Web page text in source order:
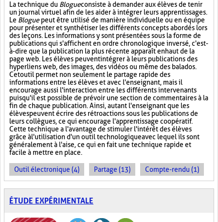
La technique du Blogueconsiste à demander aux élèves de tenir
un journal virtuel afin de les aider à intégrer leurs apprentissages.
Le Bloguepeut être utilisé de manière individuelle ou en équipe
pour présenter et synthétiser les différents concepts abordés lors
des leçons. Les informations y sont présentées sous la forme de
publications qui s'affichent en ordre chronologique inversé, c'est-
à-dire que la publication la plus récente apparaît en haut de la
page web. Les élèves peuvent intégrer à leurs publications des
hyperliens web, des images, des vidéos ou même des balados.
Cet outil permet non seulement le partage rapide des
informations entre les élèves et avec l'enseignant, mais il
encourage aussi l'interaction entre les différents intervenants
puisqu'il est possible de prévoir une section de commentaires à la
fin de chaque publication. Ainsi, autant l'enseignant que les
élèves peuvent écrire des rétroactions sous les publications de
leurs collègues, ce qui encourage l'apprentissage coopératif.
Cette technique a l'avantage de stimuler l'intérêt des élèves
grâce à l'utilisation d'un outil technologique avec lequel ils sont
généralement à l'aise, ce qui en fait une technique rapide et
facile à mettre en place.
Outil électronique (4) Partage (13) Compte-rendu (1)
ÉTUDE EXPÉRIMENTALE